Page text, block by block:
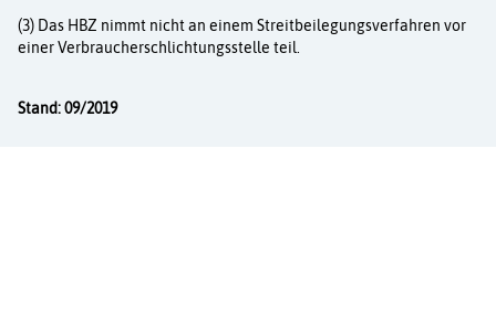
(3) Das HBZ nimmt nicht an einem Streitbeilegungsverfahren vor
einer Verbraucherschlichtungsstelle teil.
Stand: 09/2019